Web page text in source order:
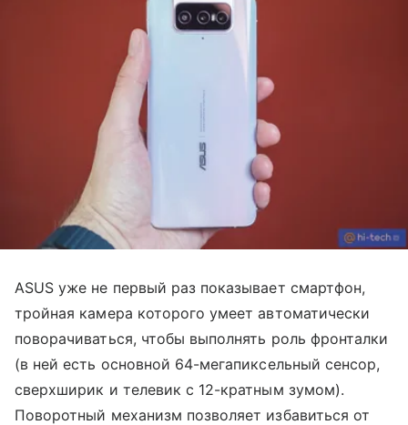
ASUS уже не первый раз показывает смартфон,
тройная камера которого умеет автоматически
поворачиваться, чтобы выполнять роль фронталки
(в ней есть основной 64-мегапиксельный сенсор,
сверхширик и телевик с 12-кратным зумом).
Поворотный механизм позволяет избавиться от